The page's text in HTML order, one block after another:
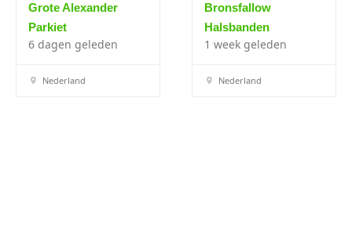
Grote Alexander
Parkiet
6 dagen geleden
Nederland
Bronsfallow
Halsbanden
1 week geleden
Nederland